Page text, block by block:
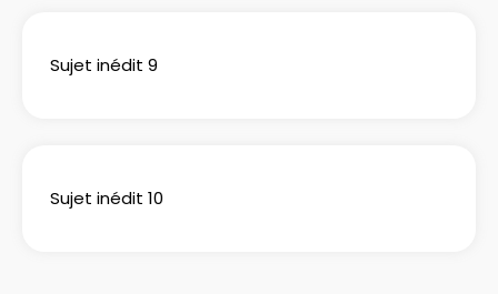
Sujet inédit 9
Sujet inédit 10